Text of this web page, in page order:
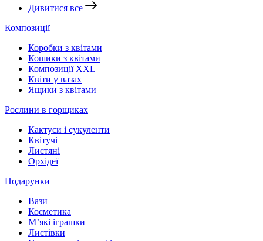
Дивитися все
Композиції
Коробки з квітами
Кошики з квітами
Композиції XXL
Квіти у вазах
Ящики з квітами
Рослини в горщиках
Кактуси і сукуленти
Квітучі
Листяні
Орхідеї
Подарунки
Вази
Косметика
М’які іграшки
Листівки